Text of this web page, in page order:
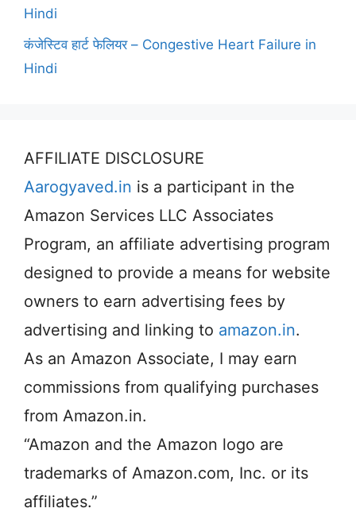
Hindi
कंजेस्टिव हार्ट फेलियर – Congestive Heart Failure in
Hindi
AFFILIATE DISCLOSURE
Aarogyaved.in is a participant in the
Amazon Services LLC Associates
Program, an affiliate advertising program
designed to provide a means for website
owners to earn advertising fees by
advertising and linking to amazon.in.
As an Amazon Associate, I may earn
commissions from qualifying purchases
from Amazon.in.
“Amazon and the Amazon logo are
trademarks of Amazon.com, Inc. or its
affiliates.”